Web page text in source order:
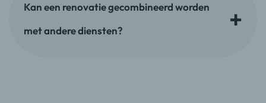
Kan een renovatie gecombineerd worden
met andere diensten?